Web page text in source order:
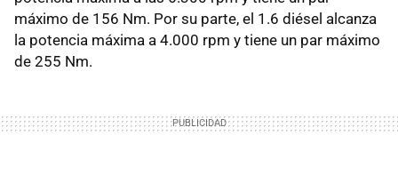
máximo de 156 Nm. Por su parte, el 1.6 diésel alcanza
la potencia máxima a 4.000 rpm y tiene un par máximo
de 255 Nm.